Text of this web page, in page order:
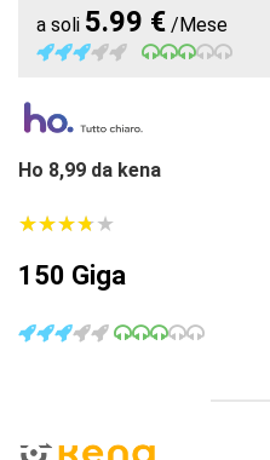
a soli 5.99 € /Mese
Ho 8,99 da kena
★★★★★
★★★★★
150 Giga